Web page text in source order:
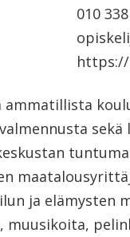
010
ammatillista
ja elämysten
muusikoita,